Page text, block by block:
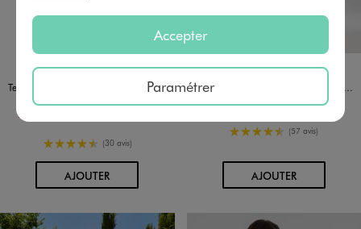
Disponible en 2 coloris
Tee-shirt sans manches loose en maille plissée femme
15,99 €
-50% sur le 2ème produit d'été
4.5/5 de moyenne
(30 avis)
AJOUTERAU PANIER
Disponible en 4 coloris
Robe longue et fluide à manches courtes imprimée femme
29,99 €
4.5/5 de moyenne
(57 avis)
AJOUTERAU PANIER
Accepter
Paramétrer